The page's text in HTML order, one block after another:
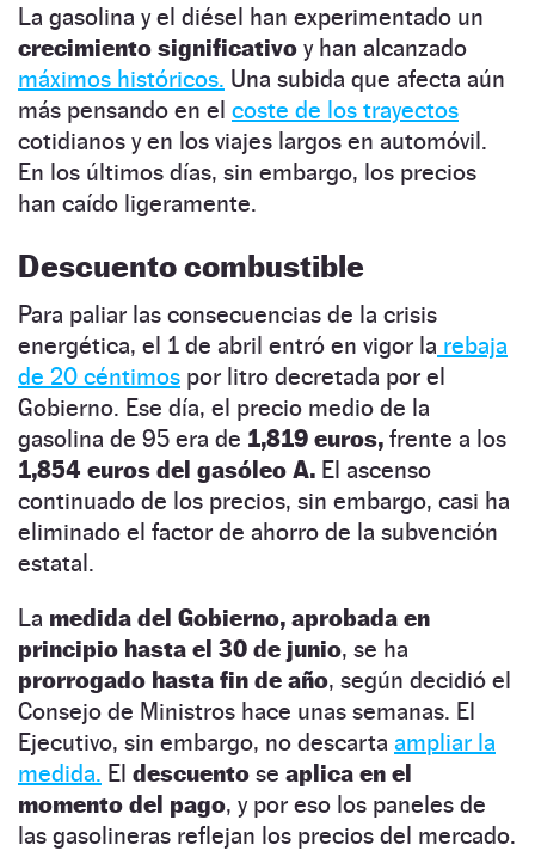
La gasolina y el diésel han experimentado un
crecimiento significativo y han alcanzado
máximos históricos. Una subida que afecta aún
más pensando en el coste de los trayectos
cotidianos y en los viajes largos en automóvil.
En los últimos días, sin embargo, los precios
han caído ligeramente.
Descuento combustible
Para paliar las consecuencias de la crisis
energética, el 1 de abril entró en vigor la rebaja
de 20 céntimos por litro decretada por el
Gobierno. Ese día, el precio medio de la
gasolina de 95 era de 1,819 euros, frente a los
1,854 euros del gasóleo A. El ascenso
continuado de los precios, sin embargo, casi ha
eliminado el factor de ahorro de la subvención
estatal.
La medida del Gobierno, aprobada en
principio hasta el 30 de junio, se ha
prorrogado hasta fin de año, según decidió el
Consejo de Ministros hace unas semanas. El
Ejecutivo, sin embargo, no descarta ampliar la
medida. El descuento se aplica en el
momento del pago, y por eso los paneles de
las gasolineras reflejan los precios del mercado.